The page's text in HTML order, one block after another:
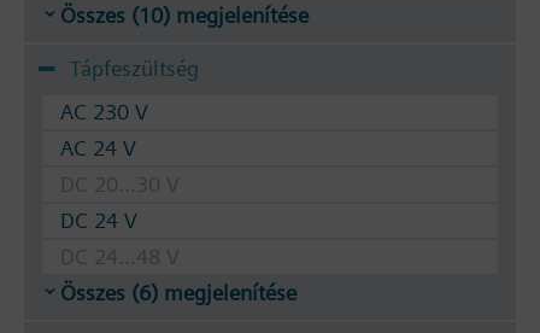
Összes (10) megjelenítése
Tápfeszültség
AC 230 V
AC 24 V
DC 20...30 V
DC 24 V
DC 24...48 V
Összes (6) megjelenítése